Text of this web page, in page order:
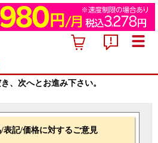
、次へとお進み下さい。
表記/価格に対するご意見